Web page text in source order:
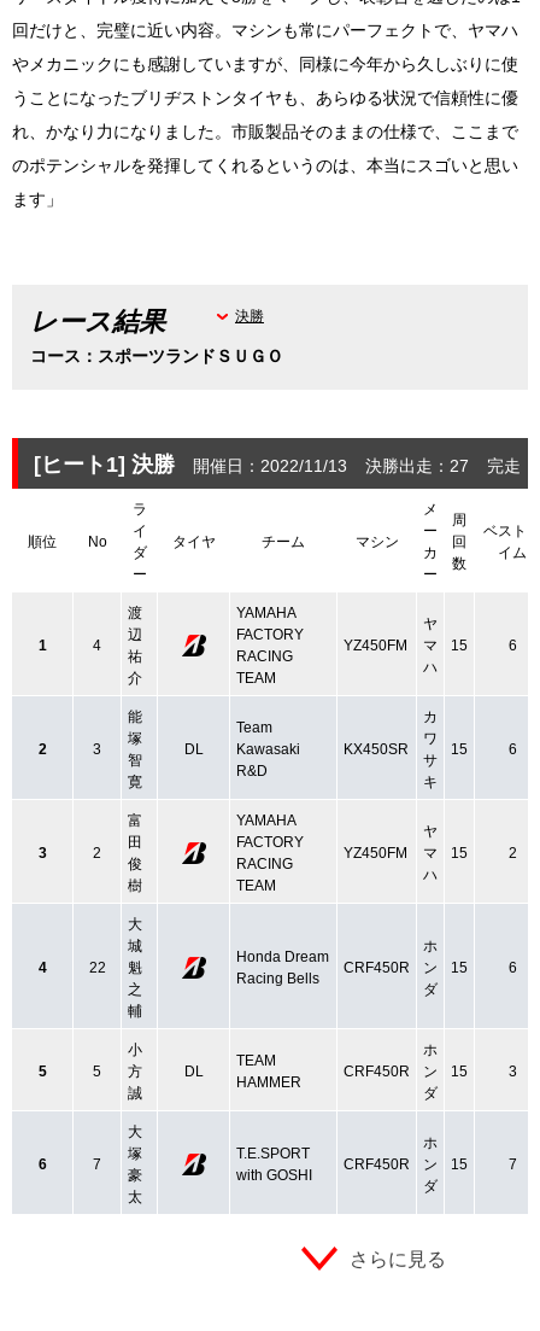
回だけと、完璧に近い内容。マシンも常にパーフェクトで、ヤマハ
やメカニックにも感謝していますが、同様に今年から久しぶりに使
うことになったブリヂストンタイヤも、あらゆる状況で信頼性に優
れ、かなり力になりました。市販製品そのままの仕様で、ここまで
のポテンシャルを発揮してくれるというのは、本当にスゴいと思い
ます」
レース結果
コース：スポーツランドＳＵＧＯ
決勝
[ヒート1] 決勝 開催日：2022/11/13 決勝出走：27 完走
順位 No
ラ
イ
ダ
ー
タイヤ チーム マシン
メ
ー
カ
ー
周
回
数
ベストタ
イム
1 4
渡
辺
祐
介
YAMAHA
FACTORY
RACING
TEAM
YZ450FM
ヤ
マ
ハ
15 6
2 3
能
塚
智
寛
DL
Team
Kawasaki
R&D
KX450SR
カ
ワ
サ
キ
15 6
3 2
富
田
俊
樹
YAMAHA
FACTORY
RACING
TEAM
YZ450FM
ヤ
マ
ハ
15 2
4 22
大
城
魁
之
輔
Honda Dream
Racing Bells
CRF450R
ホ
ン
ダ
15 6
5 5
小
方
誠
DL
TEAM
HAMMER
CRF450R
ホ
ン
ダ
15 3
6 7
大
塚
豪
太
T.E.SPORT
with GOSHI
CRF450R
ホ
ン
ダ
15 7
さらに見る